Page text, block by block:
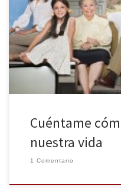
bueno, pero de lo que no
uno de los mejores
Cuéntame cómo paso forma
hemos asistido a uno de […]
Cuéntame
nuestra vida
1 Comentario